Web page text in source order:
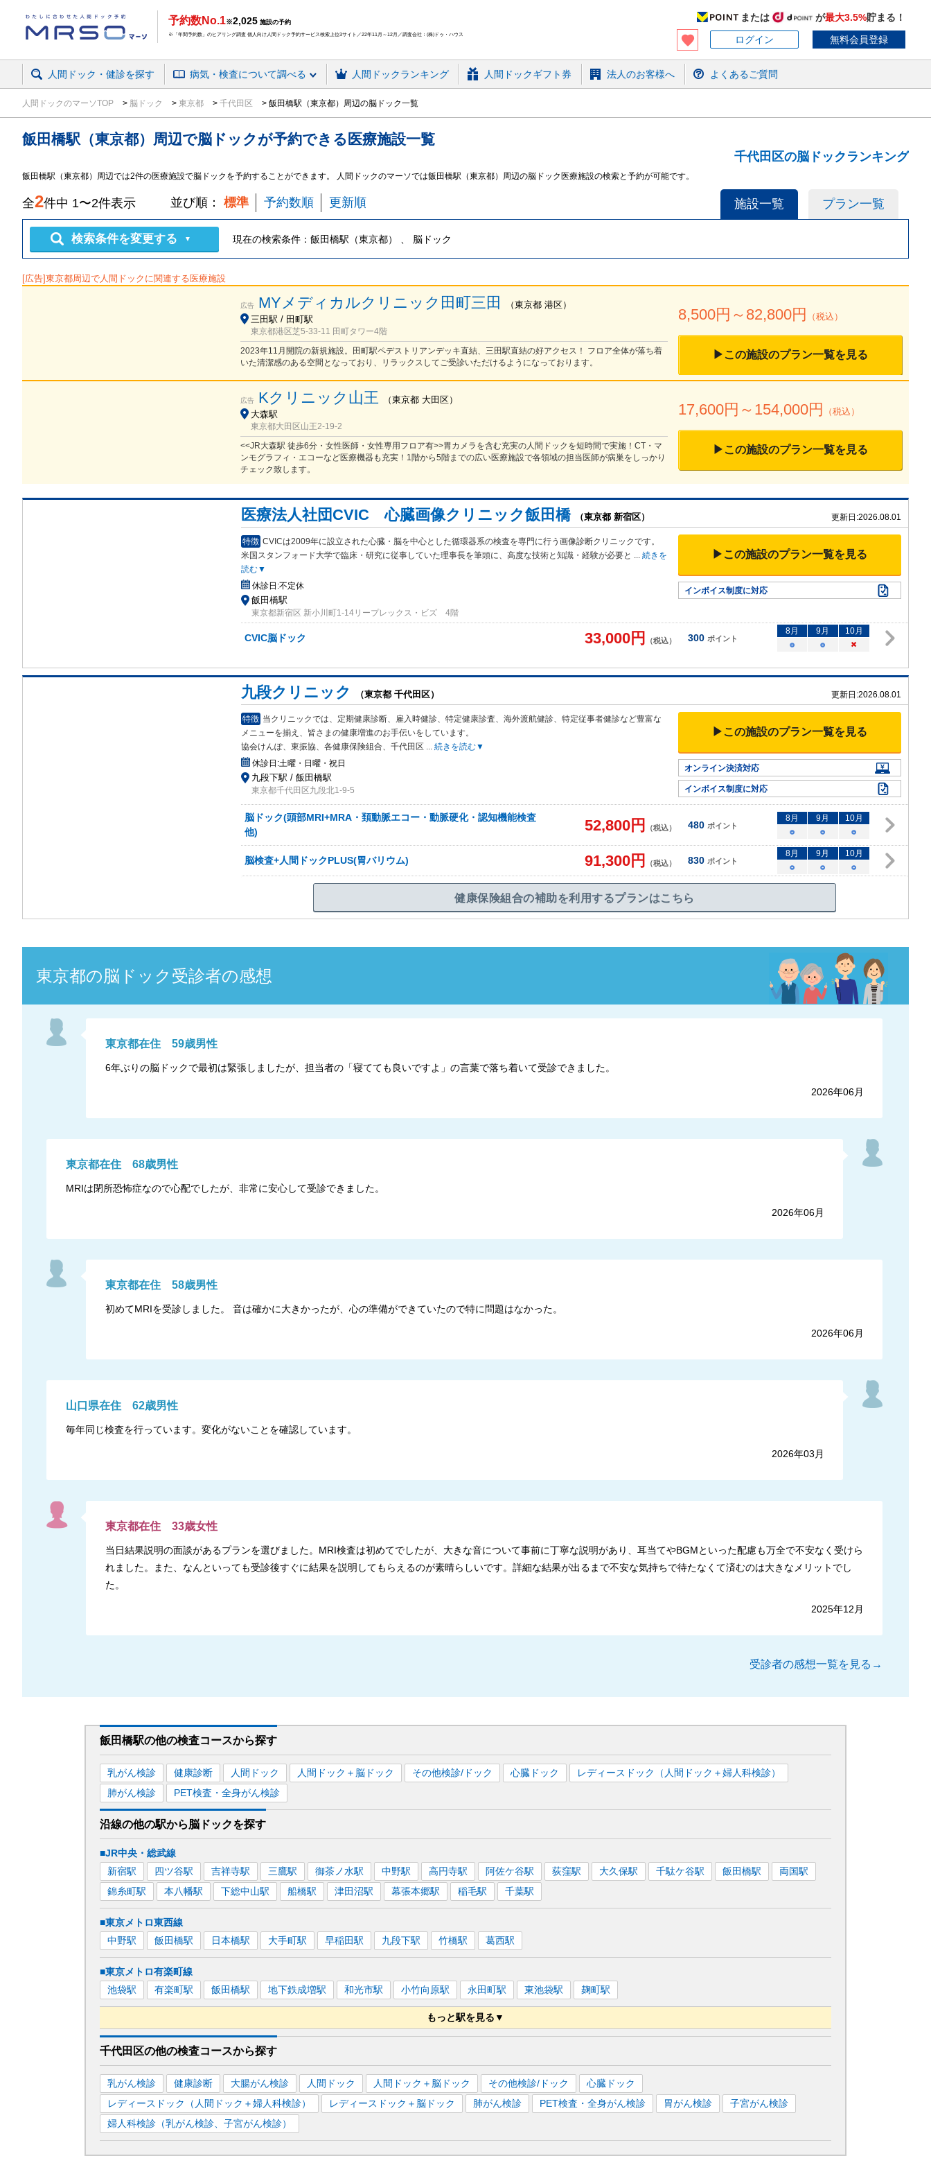
予約数No.1※2,025 施設の予約
※「年間予約数」のヒアリング調査 個人向け人間ドック予約サービス検索上位3サイト／22年11月～12月／調査会社：(株)ドゥ・ハウス
または が最大3.5%貯まる！
ログイン
無料会員登録
人間ドック・健診を探す 病気・検査について調べる 人間ドックランキング 人間ドックギフト券 法人のお客様へ よくあるご質問
人間ドックのマーソTOP 脳ドック 東京都 千代田区 飯田橋駅（東京都）周辺の脳ドック一覧
飯田橋駅（東京都）周辺で脳ドックが予約できる 医療施設一覧
千代田区の脳ドックランキング
飯田橋駅（東京都）周辺では2件の医療施設で脳ドックを予約することができます。 人間ドックのマーソでは飯田橋駅（東京都）周辺の脳ドック医療施設の検索と予約が可能です。
施設一覧 プラン一覧
全2件中 1〜2件表示 並び順： 標準 予約数順 更新順
検索条件を変更する ▼ 現在の検索条件： 飯田橋駅（東京都） 、 脳ドック
[広告]東京都周辺で人間ドックに関連する医療施設
広告 MYメディカルクリニック田町三田 （東京都 港区）
三田駅 / 田町駅
東京都港区芝5-33-11 田町タワー4階
2023年11月開院の新規施設。田町駅ペデストリアンデッキ直結、三田駅直結の好アクセス！ フロア全体が落ち着
いた清潔感のある空間となっており、リラックスしてご受診いただけるようになっております。
8,500円～ 82,800円 （税込）
▶この施設のプラン一覧を見る
広告 Kクリニック山王 （東京都 大田区）
大森駅
東京都大田区山王2-19-2
<<JR大森駅 徒歩6分・女性医師・女性専用フロア有>>胃カメラを含む充実の人間ドックを短時間で実施！CT・マ
ンモグラフィ・エコーなど医療機器も充実！1階から5階までの広い医療施設で各領域の担当医師が病巣をしっかり
チェック致します。
17,600円～ 154,000円 （税込）
▶この施設のプラン一覧を見る
医療法人社団CVIC 心臓画像クリニック飯田橋 （東京都 新宿区） 更新日:2026.08.01
特徴 CVICは2009年に設立された心臓・脳を中心とした循環器系の検査を専門に行う画像診断クリニックです。
米国スタンフォード大学で臨床・研究に従事していた理事長を筆頭に、高度な技術と知識・経験が必要と ... 続きを
読む▼
休診日:不定休
飯田橋駅
東京都新宿区 新小川町1-14リープレックス・ビズ 4階
▶この施設のプラン一覧を見る
インボイス制度に対応
CVIC脳ドック 33,000円 （税込） 300 ポイント
8月 9月 10月
○
○ ×
九段クリニック （東京都 千代田区） 更新日:2026.08.01
特徴 当クリニックでは、定期健康診断、雇入時健診、特定健康診査、海外渡航健診、特定従事者健診など豊富な
メニューを揃え、皆さまの健康増進のお手伝いをしています。
協会けんぽ、東振協、各健康保険組合、千代田区 ... 続きを読む▼
休診日:土曜・日曜・祝日
九段下駅 / 飯田橋駅
東京都千代田区九段北1-9-5
▶この施設のプラン一覧を見る
オンライン決済対応
インボイス制度に対応
脳ドック(頭部MRI+MRA・頚動脈エコー・動脈硬化・認知機能検査
他)
52,800円 （税込） 480 ポイント
8月 9月 10月
○
○ ○
脳検査+人間ドックPLUS(胃バリウム) 91,300円 （税込） 830 ポイント
8月 9月 10月
○
○ ○
健康保険組合の補助を利用するプランはこちら
東京都の脳ドック 受診者の感想
東京都在住 59歳男性
6年ぶりの脳ドックで最初は緊張しましたが、担当者の「寝てても良いですよ」の言葉で落ち着いて受診できました。
2026年06月
東京都在住 68歳男性
MRIは閉所恐怖症なので心配でしたが、非常に安心して受診できました。
2026年06月
東京都在住 58歳男性
初めてMRIを受診しました。 音は確かに大きかったが、心の準備ができていたので特に問題はなかった。
2026年06月
山口県在住 62歳男性
毎年同じ検査を行っています。変化がないことを確認しています。
2026年03月
東京都在住 33歳女性
当日結果説明の面談があるプランを選びました。MRI検査は初めてでしたが、大きな音について事前に丁寧な説明があり、耳当てやBGMといった配慮も万全で不安なく受けら
れました。また、なんといっても受診後すぐに結果を説明してもらえるのが素晴らしいです。詳細な結果が出るまで不安な気持ちで待たなくて済むのは大きなメリットでし
た。
2025年12月
受診者の感想一覧を見る→
飯田橋駅の他の検査コースから探す
乳がん検診 健康診断 人間ドック 人間ドック＋脳ドック その他検診/ドック 心臓ドック
レディースドック（人間ドック＋婦人科検診）
肺がん検診
PET検査・全身がん検診
沿線の他の駅から脳ドックを探す
■JR中央・総武線
新宿駅 四ツ谷駅 吉祥寺駅 三鷹駅 御茶ノ水駅 中野駅 高円寺駅 阿佐ケ谷駅 荻窪駅 大久保駅 千駄ケ谷駅 飯田橋駅 両国駅
錦糸町駅 本八幡駅 下総中山駅 船橋駅 津田沼駅 幕張本郷駅 稲毛駅 千葉駅
■東京メトロ東西線
中野駅 飯田橋駅 日本橋駅 大手町駅 早稲田駅 九段下駅 竹橋駅 葛西駅
■東京メトロ有楽町線
池袋駅 有楽町駅 飯田橋駅 地下鉄成増駅 和光市駅 小竹向原駅 永田町駅 東池袋駅 麹町駅
もっと駅を見る▼
■東京メトロ南北線
目黒駅 四ツ谷駅 飯田橋駅 溜池山王駅 永田町駅 後楽園駅 赤羽岩淵駅 志茂駅 王子神谷駅 六本木一丁目駅 麻布十番駅
白金高輪駅
■都営大江戸線
春日駅 新御徒町駅 勝どき駅 汐留駅 大門駅 赤羽橋駅 国立競技場駅 新江古田駅
千代田区の他の検査コースから探す
乳がん検診 健康診断 大腸がん検診 人間ドック 人間ドック＋脳ドック その他検診/ドック
心臓ドック
レディースドック（人間ドック＋婦人科検診）
レディースドック＋脳ドック 肺がん検診 PET検査・全身がん検診 胃がん検診
子宮がん検診
婦人科検診（乳がん検診、子宮がん検診）